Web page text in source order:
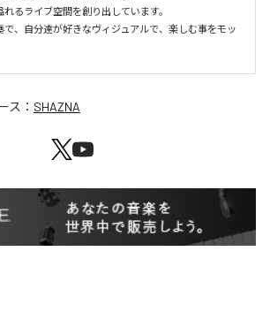
るライブ空間を創り出しています。
で、自分達が好きなヴィジュアルで、楽しむ事をモッ
ス： SHAZNA